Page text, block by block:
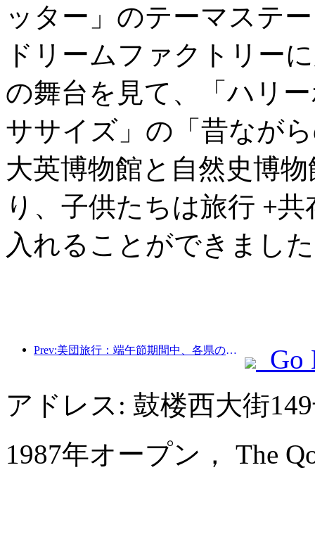
ッター」のテーマステ
ドリームファクトリー
の舞台を見て、「ハリ
ササイズ」の「昔なが
大英博物館と自然史博
り、子供たちは旅行 +
入れることができまし
Prev:美団旅行：端午節期間中、各県の高級ホテルの予約が殺到、子供連れの家族が主力に
Go
アドレス: 鼓楼西大街
1987年オープン， The